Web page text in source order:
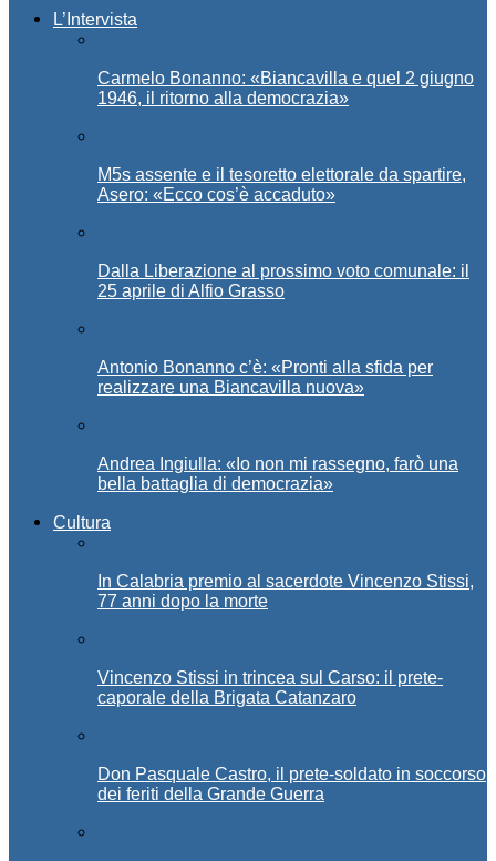
L’Intervista
Carmelo Bonanno: «Biancavilla e quel 2 giugno
1946, il ritorno alla democrazia»
M5s assente e il tesoretto elettorale da spartire,
Asero: «Ecco cos’è accaduto»
Dalla Liberazione al prossimo voto comunale: il
25 aprile di Alfio Grasso
Antonio Bonanno c’è: «Pronti alla sfida per
realizzare una Biancavilla nuova»
Andrea Ingiulla: «Io non mi rassegno, farò una
bella battaglia di democrazia»
Cultura
In Calabria premio al sacerdote Vincenzo Stissi,
77 anni dopo la morte
Vincenzo Stissi in trincea sul Carso: il prete-
caporale della Brigata Catanzaro
Don Pasquale Castro, il prete-soldato in soccorso
dei feriti della Grande Guerra